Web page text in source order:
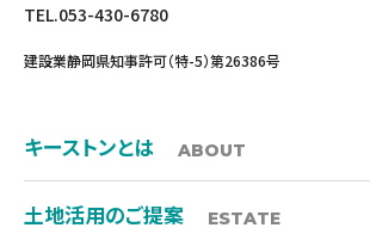
TEL.053-430-6780
建設業静岡県知事許可（特-5）第26386号
キーストンとは ABOUT
土地活用のご提案 ESTATE